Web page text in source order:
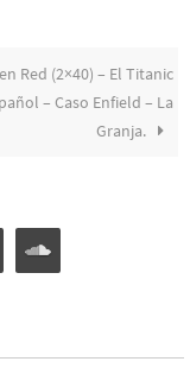
Red (2×40) – El Titanic
– Caso Enfield – La
Granja.